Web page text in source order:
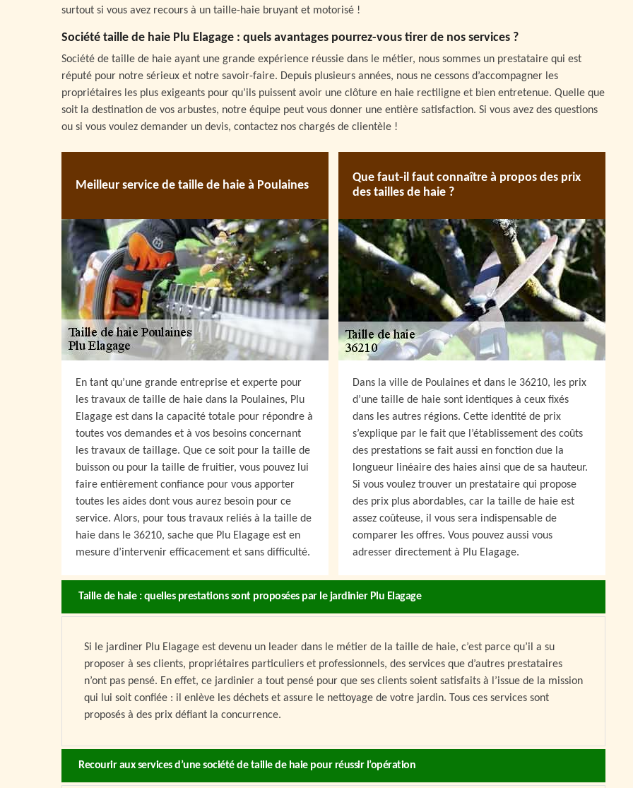
surtout si vous avez recours à un taille-haie bruyant et motorisé !
Société taille de haie Plu Elagage : quels avantages pourrez-vous tirer de nos services ?
Société de taille de haie ayant une grande expérience réussie dans le métier, nous sommes un prestataire qui est
réputé pour notre sérieux et notre savoir-faire. Depuis plusieurs années, nous ne cessons d’accompagner les
propriétaires les plus exigeants pour qu’ils puissent avoir une clôture en haie rectiligne et bien entretenue. Quelle que
soit la destination de vos arbustes, notre équipe peut vous donner une entière satisfaction. Si vous avez des questions
ou si vous voulez demander un devis, contactez nos chargés de clientèle !
Meilleur service de taille de haie à Poulaines
En tant qu’une grande entreprise et experte pour
les travaux de taille de haie dans la Poulaines, Plu
Elagage est dans la capacité totale pour répondre à
toutes vos demandes et à vos besoins concernant
les travaux de taillage. Que ce soit pour la taille de
buisson ou pour la taille de fruitier, vous pouvez lui
faire entièrement confiance pour vous apporter
toutes les aides dont vous aurez besoin pour ce
service. Alors, pour tous travaux reliés à la taille de
haie dans le 36210, sache que Plu Elagage est en
mesure d’intervenir efficacement et sans difficulté.
Que faut-il faut connaître à propos des prix
des tailles de haie ?
Dans la ville de Poulaines et dans le 36210, les prix
d’une taille de haie sont identiques à ceux fixés
dans les autres régions. Cette identité de prix
s’explique par le fait que l’établissement des coûts
des prestations se fait aussi en fonction due la
longueur linéaire des haies ainsi que de sa hauteur.
Si vous voulez trouver un prestataire qui propose
des prix plus abordables, car la taille de haie est
assez coûteuse, il vous sera indispensable de
comparer les offres. Vous pouvez aussi vous
adresser directement à Plu Elagage.
Taille de haie : quelles prestations sont proposées par le jardinier Plu Elagage
Si le jardiner Plu Elagage est devenu un leader dans le métier de la taille de haie, c’est parce qu’il a su
proposer à ses clients, propriétaires particuliers et professionnels, des services que d’autres prestataires
n’ont pas pensé. En effet, ce jardinier a tout pensé pour que ses clients soient satisfaits à l’issue de la mission
qui lui soit confiée : il enlève les déchets et assure le nettoyage de votre jardin. Tous ces services sont
proposés à des prix défiant la concurrence.
Recourir aux services d’une société de taille de haie pour réussir l’opération